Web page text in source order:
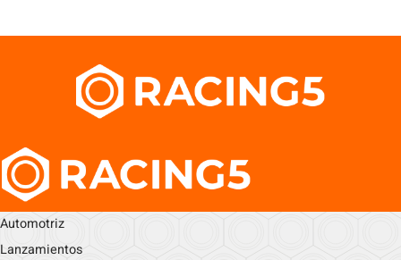
Automotriz
Lanzamientos